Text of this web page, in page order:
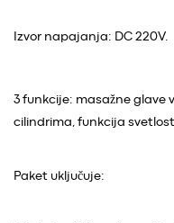
Izvor napajanja: DC 220V.
3 funkcije: masažne glave
cilindrima, funkcija
Paket uključuje: